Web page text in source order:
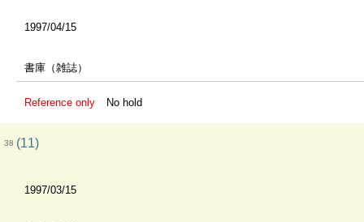
1997/04/15
書庫（雑誌）
Reference only No hold
38 (11)
1997/03/15